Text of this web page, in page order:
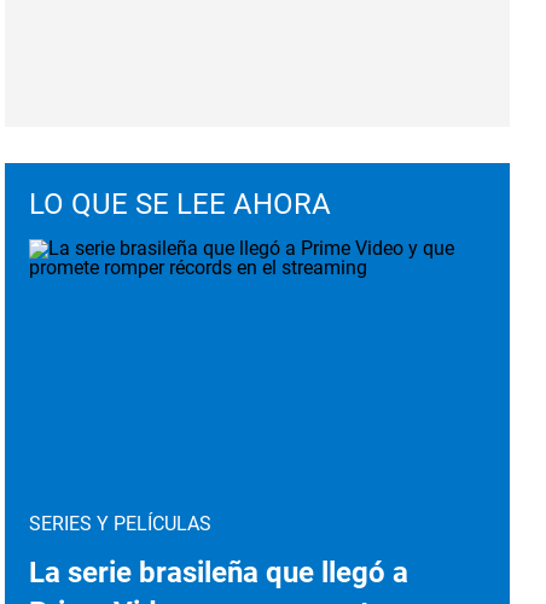
LO QUE SE LEE AHORA
SERIES Y PELÍCULAS
La serie brasileña que llegó a